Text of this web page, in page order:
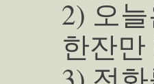
2) 오
한잔